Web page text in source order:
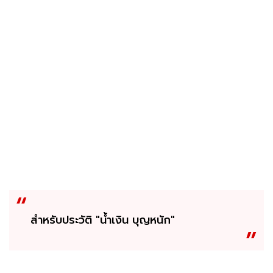
สำหรับประวัติ "น้ำเงิน บุญหนัก"